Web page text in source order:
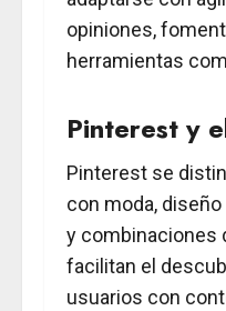
opiniones,
herramientas
Pinterest y
Pinterest se
con moda,
y combinaciones
facilitan el
usuarios con